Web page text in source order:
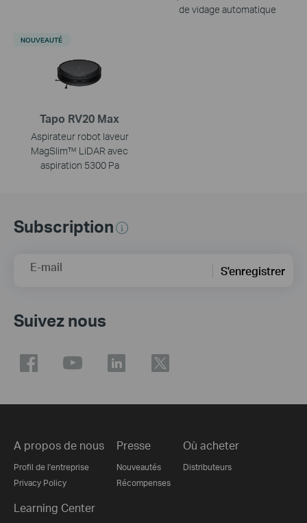
de vidage automatique
Tapo RV20 Max
Aspirateur robot laveur
MagSlim™ LiDAR avec
aspiration 5300 Pa
NOUVEAUTÉ
Subscription
E-mail S'enregistrer
Suivez nous
A propos de nous
Profil de l'entreprise
Privacy Policy
Presse
Nouveautés
Récompenses
Où acheter
Distributeurs
Learning Center